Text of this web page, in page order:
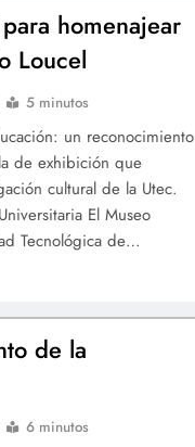
homenajear
Loucel
5 minutos
un reconocimiento
de exhibición que
cultural de la Utec.
El Museo
Tecnológica de…
de la
6 minutos